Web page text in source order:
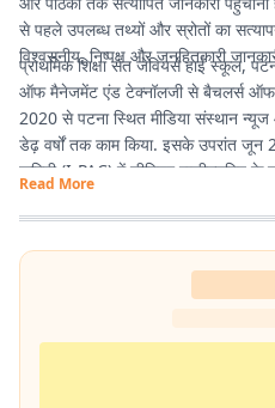
से पहले उपलब्ध तथ्यों और स्रोतों का
विश्वसनीय, निष्पक्ष और जनहितकारी
प्राथमिक शिक्षा संत जेवियर्स हाई स्कूल,
ऑफ मैनेजमेंट एंड टेक्नॉलजी से बैचलर्स ऑफ
2020 से पटना स्थित मीडिया संस्थान
डेढ़ वर्षों तक काम किया. इसके उपरांत
कमिटी (I-PAC) में सीनियर एग्जीक्यूटिव
में कार्य करने का मौका मिला. वर्तमान में
माध्यम से नागरिकों के पास तथ्यात्मक और
कर रहा हूं.
Read More